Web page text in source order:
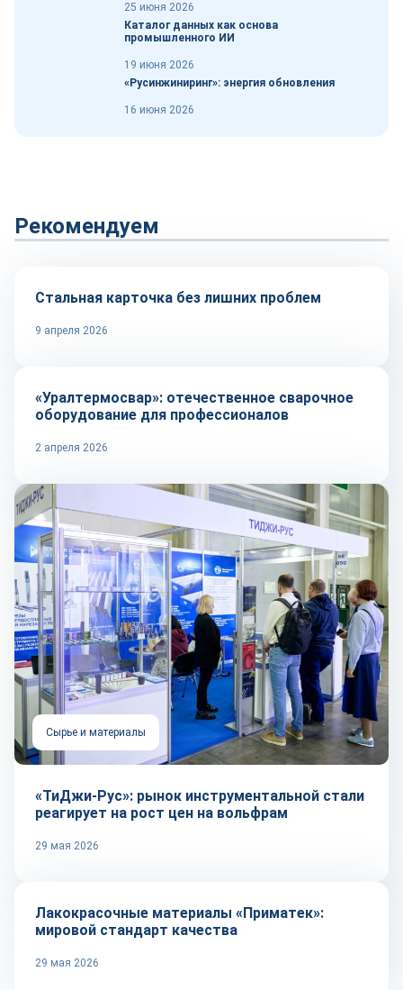
25 июня 2026
Каталог данных как основа
промышленного ИИ
19 июня 2026
«Русинжиниринг»: энергия обновления
16 июня 2026
Рекомендуем
Промплощадка
Стальная карточка без лишних проблем
9 апреля 2026
Оборудование и инструмент
«Уралтермосвар»: отечественное сварочное
оборудование для профессионалов
2 апреля 2026
Сырье и материалы
«ТиДжи-Рус»: рынок инструментальной стали
реагирует на рост цен на вольфрам
29 мая 2026
Сырье и материалы
Лакокрасочные материалы «Приматек»:
мировой стандарт качества
29 мая 2026